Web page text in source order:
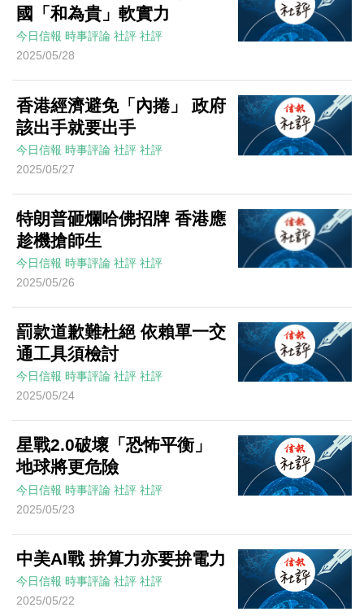
國「和為貴」軟實力
今日信報 時事評論 社評 社評
2025/05/28
香港經濟避免「內捲」 政府
該出手就要出手
今日信報 時事評論 社評 社評
2025/05/27
特朗普砸爛哈佛招牌 香港應
趁機搶師生
今日信報 時事評論 社評 社評
2025/05/26
罰款道歉難杜絕 依賴單一交
通工具須檢討
今日信報 時事評論 社評 社評
2025/05/24
星戰2.0破壞「恐怖平衡」
地球將更危險
今日信報 時事評論 社評 社評
2025/05/23
中美AI戰 拚算力亦要拚電力
今日信報 時事評論 社評 社評
2025/05/22